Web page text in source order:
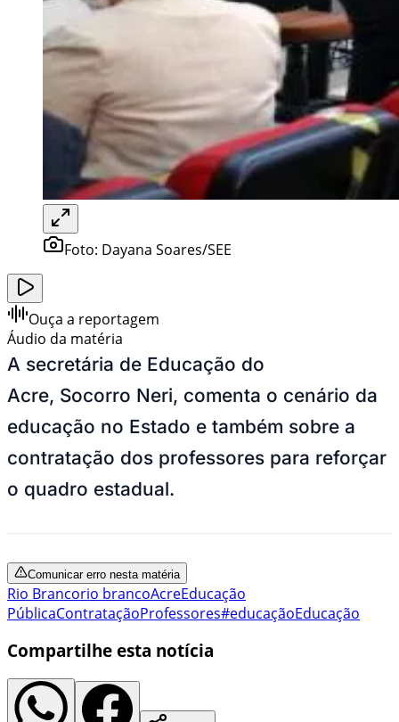
Foto: Dayana Soares/SEE
Ouça a reportagem
Áudio da matéria
A secretária de Educação do
Acre, Socorro Neri, comenta o cenário da
educação no Estado e também sobre a
contratação dos professores para reforçar
o quadro estadual.
Comunicar erro nesta matéria
Rio Brancorio brancoAcreEducação
PúblicaContrataçãoProfessores#educaçãoEducação
Compartilhe esta notícia